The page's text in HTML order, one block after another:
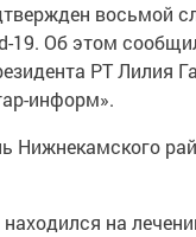
восьмой
19. Об этом
РТ Лилия
информ».
Нижнекамского
на